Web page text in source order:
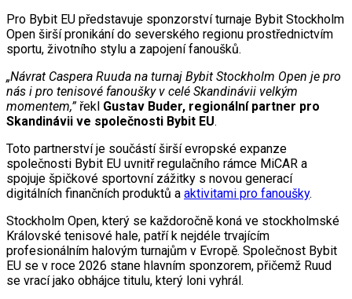
Pro Bybit EU představuje sponzorství turnaje Bybit Stockholm
Open širší pronikání do severského regionu prostřednictvím
sportu, životního stylu a zapojení fanoušků.
„Návrat Caspera Ruuda na turnaj Bybit Stockholm Open je pro
nás i pro tenisové fanoušky v celé Skandinávii velkým
momentem,”řekl Gustav Buder, regionální partner pro
Skandinávii ve společnosti Bybit EU.
Toto partnerství je součástí širší evropské expanze
společnosti Bybit EU uvnitř regulačního rámce MiCAR a
spojuje špičkové sportovní zážitky s novou generací
digitálních finančních produktů a aktivitami pro fanoušky.
Stockholm Open, který se každoročně koná ve stockholmské
Královské tenisové hale, patří k nejdéle trvajícím
profesionálním halovým turnajům v Evropě. Společnost Bybit
EU se v roce 2026 stane hlavním sponzorem, přičemž Ruud
se vrací jako obhájce titulu, který loni vyhrál.